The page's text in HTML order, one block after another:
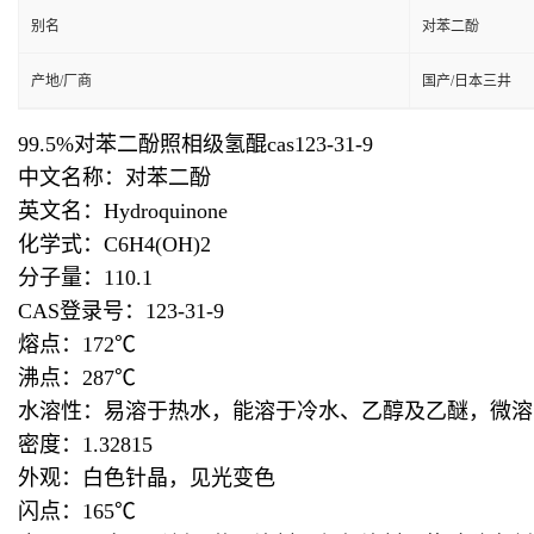
别名 对苯二酚
产地/厂商 国产/日本三井
99.5%对苯二酚照相级氢醌cas123-31-9
中文名称：对苯二酚
英文名：Hydroquinone
化学式：C6H4(OH)2
分子量：110.1
CAS登录号：123-31-9
熔点：172℃
沸点：287℃
水溶性：易溶于热水，能溶于冷水、乙醇及乙醚，微
密度：1.32815
外观：白色针晶，见光变色
闪点：165℃